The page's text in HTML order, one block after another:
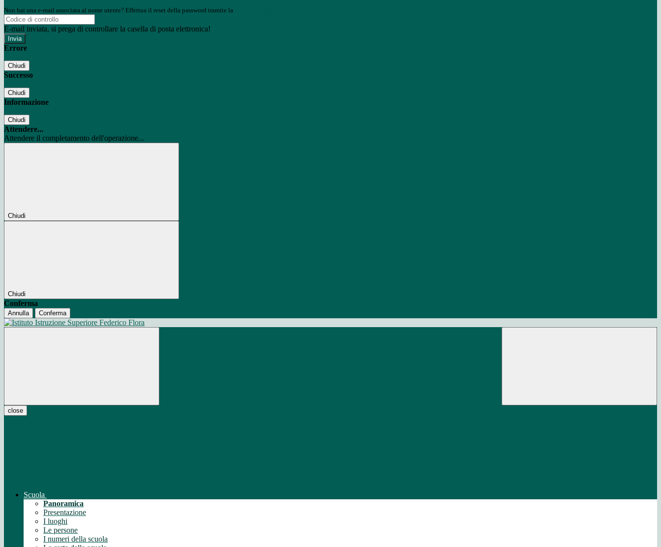
Non hai una e-mail associata al nome utente? Effettua il reset della password tramite la
E-mail inviata, si prega di controllare la casella di posta elettronica!
Errore
Chiudi
Successo
Chiudi
Informazione
Chiudi
Attendere...
Attendere il completamento dell'operazione...
Chiudi
Chiudi
Conferma
Annulla Conferma
close
Scuola
Panoramica
Presentazione
I luoghi
Le persone
I numeri della scuola